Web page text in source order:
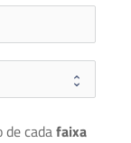
cada faixa